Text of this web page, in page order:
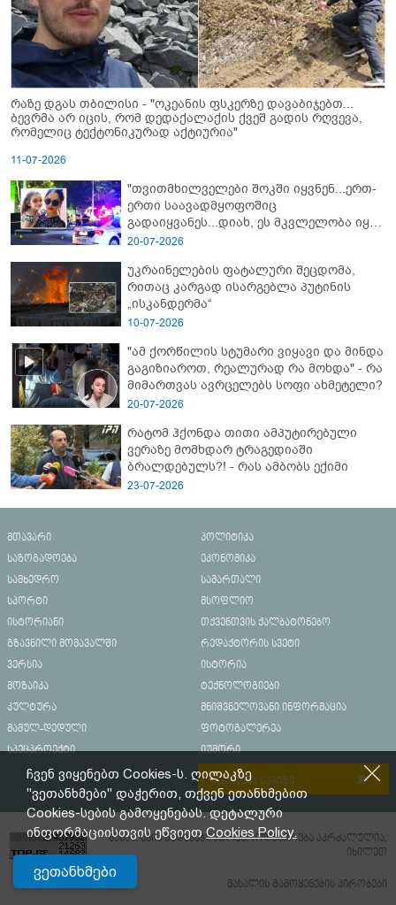
რაზე დგას თბილისი - "ოკეანის ფსკერზე დავაბიჯებთ...
ბევრმა არ იცის, რომ დედაქალაქის ქვეშ გადის რღვევა,
რომელიც ტექტონიკურად აქტიურია"
11-07-2026
"თვითმხილველები შოკში იყვნენ...ერთ-
ერთი საავადმყოფოშიც
გადაიყვანეს...დიახ, ეს მკვლელობა იყო"
- გორში დატრიალებული ტრაგედიის
20-07-2026
უკრაინელების ფატალური შეცდომა,
რითაც კარგად ისარგებლა პუტინის
„ისკანდერმა“
10-07-2026
"ამ ქორწილის სტუმარი ვიყავი და მინდა
გაგიზიაროთ, რეალურად რა მოხდა" - რა
მიმართვას ავრცელებს სოფი ახმეტელი?
20-07-2026
რატომ ჰქონდა თითი ამპუტირებული
ვერაზე მომხდარ ტრაგედიაში
ბრალდებულს?! - რას ამბობს ექიმი
23-07-2026
მთავარი
პოლიტიკა
საზოგადოება
ეკონომიკა
სამხედრო
სამართალი
სპორტი
მსოფლიო
ისტორიანი
თქვენთვის ქალბატონებო
გზავნილი მომავალში
რედაქტორის სვეტი
ვერსია
ისტორია
მოზაიკა
ტექნოლოგიები
კულტურა
მნიშვნელოვანი ინფორმაცია
მამულ-დედული
ფოტოგალერეა
სპეცპროექტი
იუმორი
რეკლამა საიტზე
მასალების გადაბეჭდვა/რეპროდუცირება აკრძალულია,
იხილეთ
მასალის გამოყენების პირობები
ჩვენ ვიყენებთ Cookies-ს. ღილაკზე
"ვეთანხმები" დაჭერით, თქვენ ეთანხმებით
Cookies-სების გამოყენებას. დეტალური
ინფორმაციისთვის ეწვიეთCookies Policy.
ვეთანხმები